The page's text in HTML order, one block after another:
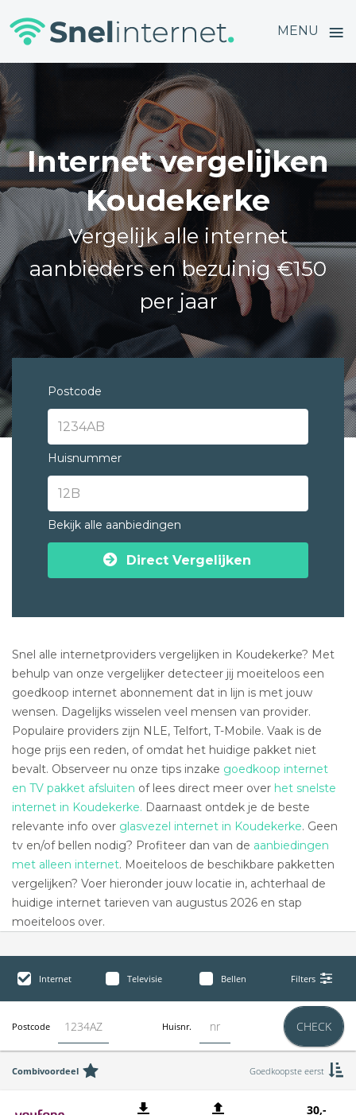
MENU ≡
Skip
to
content
Internet vergelijken
Koudekerke
Vergelijk alle internet
aanbieders en bezuinig €150
per jaar
Postcode
Huisnummer
Bekijk alle aanbiedingen
Direct Vergelijken
Snel alle internetproviders vergelijken in Koudekerke? Met
behulp van onze vergelijker detecteer jij moeiteloos een
goedkoop internet abonnement dat in lijn is met jouw
wensen. Dagelijks wisselen veel mensen van provider.
Populaire providers zijn NLE, Telfort, T-Mobile. Vaak is de
hoge prijs een reden, of omdat het huidige pakket niet
bevalt. Observeer nu onze tips inzake goedkoop internet
en TV pakket afsluiten of lees direct meer over het snelste
internet in Koudekerke. Daarnaast ontdek je de beste
relevante info over glasvezel internet in Koudekerke. Geen
tv en/of bellen nodig? Profiteer dan van de aanbiedingen
met alleen internet. Moeiteloos de beschikbare pakketten
vergelijken? Voer hieronder jouw locatie in, achterhaal de
huidige internet tarieven van augustus 2026 en stap
moeiteloos over.
Internet Televisie Bellen Filters
Postcode Huisnr. CHECK
Combivoordeel Goedkoopste eerst
30,-